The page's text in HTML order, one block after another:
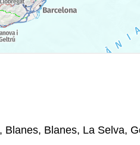
Blanes, La Selva,